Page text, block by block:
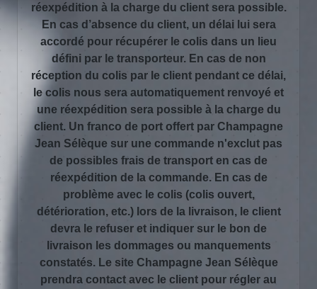
réexpédition à la charge du client sera possible.
En cas d’absence du client, un délai lui sera
accordé pour récupérer le colis dans un lieu
défini par le transporteur. En cas de non
réception du colis par le client pendant ce délai,
le colis nous sera automatiquement renvoyé et
une réexpédition sera possible à la charge du
client. Un franco de port offert par Champagne
Jean Sélèque sur une commande n'exclut pas
de possibles frais de transport en cas de
réexpédition de la commande. En cas de
problème avec le colis (colis ouvert,
détérioration, etc.) lors de la livraison, le client
devra le refuser et indiquer sur le bon de
livraison les dommages ou manquements
constatés. Le site Champagne Jean Sélèque
prendra contact avec le client pour régler au